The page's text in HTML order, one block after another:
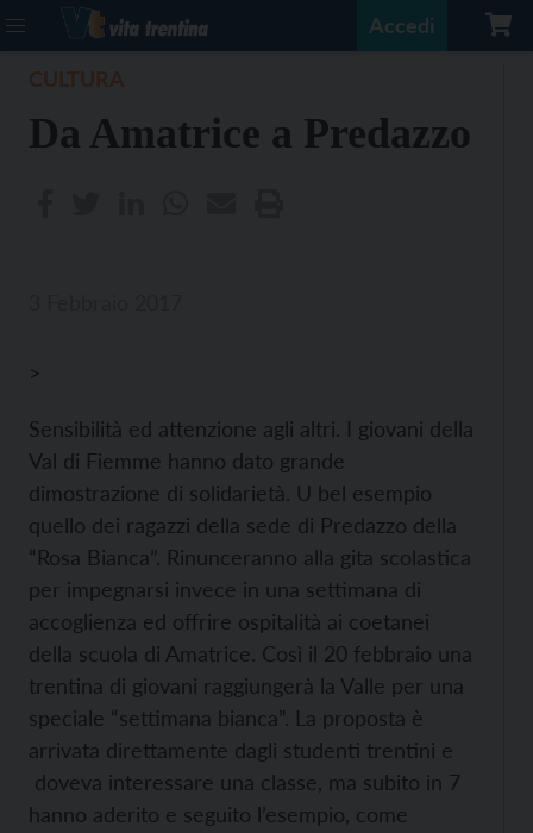
Accedi
Da Amatrice a Predazzo
>
Sensibilità ed attenzione agli altri. I giovani della
Val di Fiemme hanno dato grande
dimostrazione di solidarietà. U bel esempio
quello dei ragazzi della sede di Predazzo della
“Rosa Bianca”. Rinunceranno alla gita scolastica
per impegnarsi invece in una settimana di
accoglienza ed offrire ospitalità ai coetanei
della scuola di Amatrice. Così il 20 febbraio una
trentina di giovani raggiungerà la Valle per una
speciale “settimana bianca”. La proposta è
arrivata direttamente dagli studenti trentini e
doveva interessare una classe, ma subito in 7
hanno aderito e seguito l’esempio, come